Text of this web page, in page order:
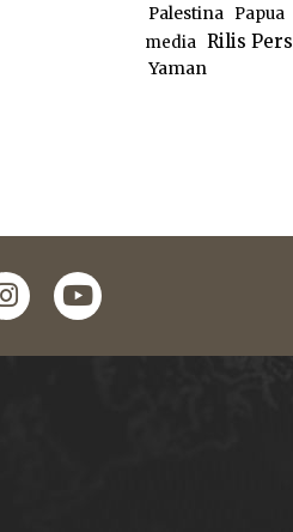
Palestina
Papua
media Rilis Pers
Yaman
youtube